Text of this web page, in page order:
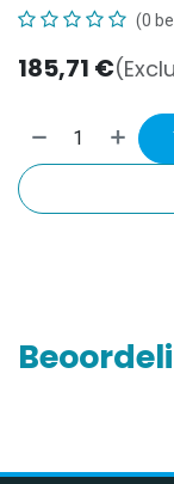
(0
185,71 €